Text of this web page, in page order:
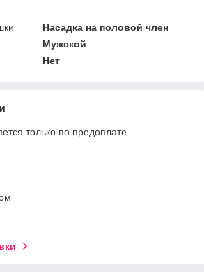
Насадка на половой член
Мужской
Нет
только по предоплате.